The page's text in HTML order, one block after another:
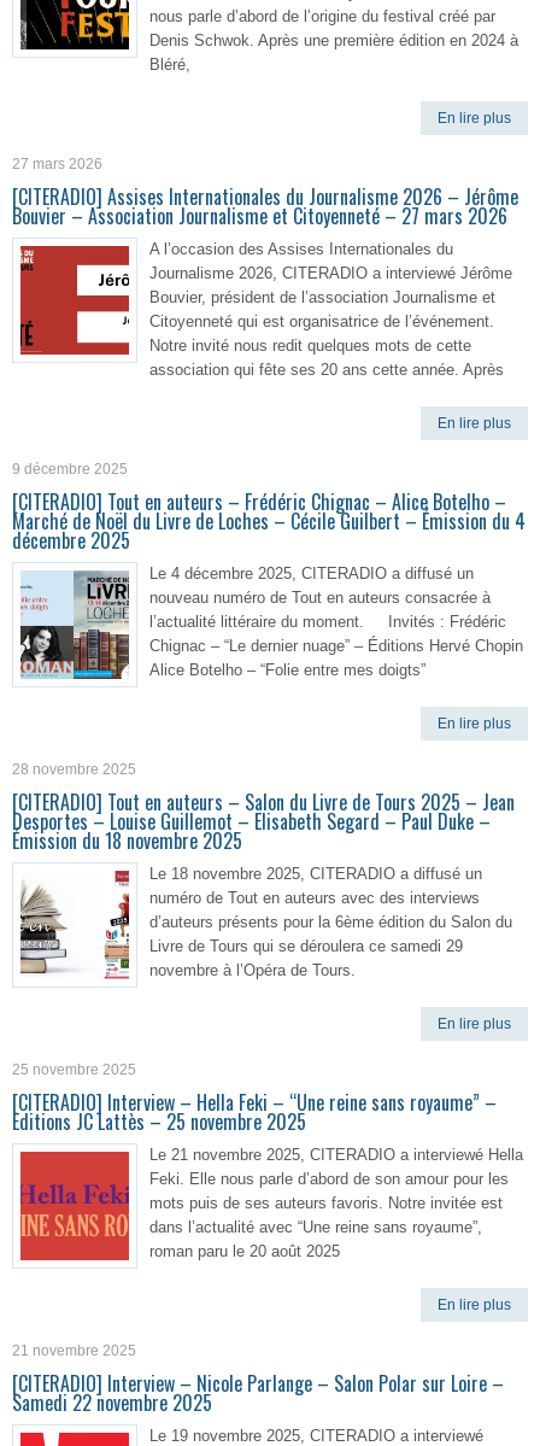
nous parle d’abord de l’origine du festival créé par
Denis Schwok. Après une première édition en 2024 à
Bléré,
En lire plus
27 mars 2026
[CITERADIO] Assises Internationales du Journalisme 2026 – Jérôme
Bouvier – Association Journalisme et Citoyenneté – 27 mars 2026
A l’occasion des Assises Internationales du
Journalisme 2026, CITERADIO a interviewé Jérôme
Bouvier, président de l’association Journalisme et
Citoyenneté qui est organisatrice de l’événement.
Notre invité nous redit quelques mots de cette
association qui fête ses 20 ans cette année. Après
En lire plus
9 décembre 2025
[CITERADIO] Tout en auteurs – Frédéric Chignac – Alice Botelho –
Marché de Noël du Livre de Loches – Cécile Guilbert – Émission du 4
décembre 2025
Le 4 décembre 2025, CITERADIO a diffusé un
nouveau numéro de Tout en auteurs consacrée à
l’actualité littéraire du moment. Invités : Frédéric
Chignac – “Le dernier nuage” – Éditions Hervé Chopin
Alice Botelho – “Folie entre mes doigts”
En lire plus
28 novembre 2025
[CITERADIO] Tout en auteurs – Salon du Livre de Tours 2025 – Jean
Desportes – Louise Guillemot – Elisabeth Segard – Paul Duke –
Émission du 18 novembre 2025
Le 18 novembre 2025, CITERADIO a diffusé un
numéro de Tout en auteurs avec des interviews
d’auteurs présents pour la 6ème édition du Salon du
Livre de Tours qui se déroulera ce samedi 29
novembre à l’Opéra de Tours.
En lire plus
25 novembre 2025
[CITERADIO] Interview – Hella Feki – “Une reine sans royaume” –
Editions JC Lattès – 25 novembre 2025
Le 21 novembre 2025, CITERADIO a interviewé Hella
Feki. Elle nous parle d’abord de son amour pour les
mots puis de ses auteurs favoris. Notre invitée est
dans l’actualité avec “Une reine sans royaume”,
roman paru le 20 août 2025
En lire plus
21 novembre 2025
[CITERADIO] Interview – Nicole Parlange – Salon Polar sur Loire –
Samedi 22 novembre 2025
Le 19 novembre 2025, CITERADIO a interviewé